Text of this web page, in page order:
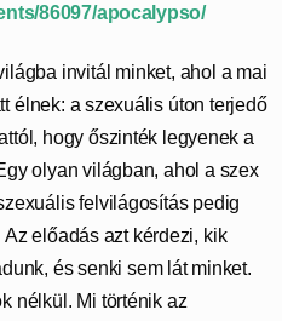
86097/apocalypso/
invitál minket, ahol a mai
élnek: a szexuális úton terjedő
hogy őszinték legyenek a
olyan világban, ahol a szex
felvilágosítás pedig
előadás azt kérdezi, kik
és senki sem lát minket.
nélkül. Mi történik az